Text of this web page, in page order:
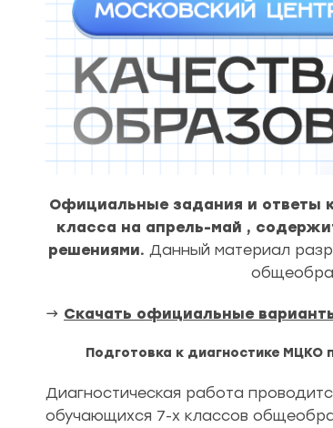
Официальные задания и ответы
класса на апрель-май ,
решениями. Данный материал
→ Скачать официальные
Подготовка к диагностике МЦКО
Диагностическая работа
обучающихся 7-х классов